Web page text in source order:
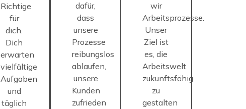
Richtige
für
dich.
Dich
erwarten
vielfältige
Aufgaben
und
täglich
dafür,
dass
unsere
Prozesse
reibungslos
ablaufen,
unsere
Kunden
zufrieden
wir
Arbeitsprozesse.
Unser
Ziel ist
es, die
Arbeitswelt
zukunftsfähig
zu
gestalten